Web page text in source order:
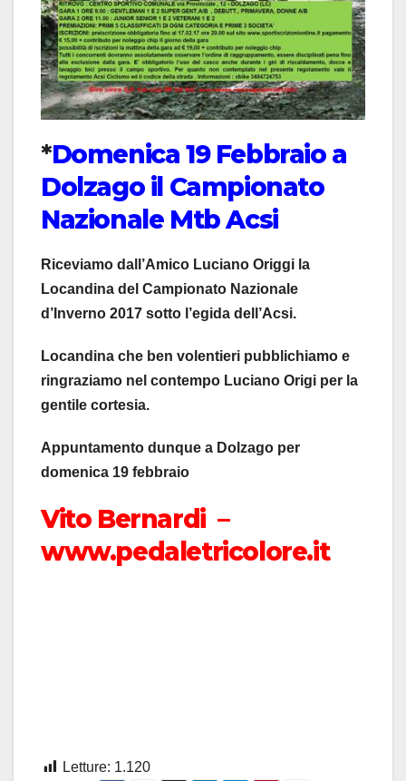
*Domenica 19 Febbraio a
Dolzago il Campionato
Nazionale Mtb Acsi
Riceviamo dall’Amico Luciano Origgi la
Locandina del Campionato Nazionale
d’Inverno 2017 sotto l’egida dell’Acsi.
Locandina che ben volentieri pubblichiamo e
ringraziamo nel contempo Luciano Origi per la
gentile cortesia.
Appuntamento dunque a Dolzago per
domenica 19 febbraio
Vito Bernardi –
www.pedaletricolore.it
Letture: 1.120